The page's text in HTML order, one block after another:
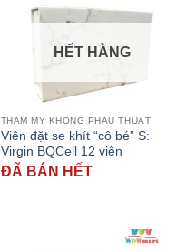
HẾT HÀNG
THẨM MỸ KHÔNG PHẪU THUẬT
Viên đặt se khít “cô bé” S:
Virgin BQCell 12 viên
ĐÃ BÁN HẾT